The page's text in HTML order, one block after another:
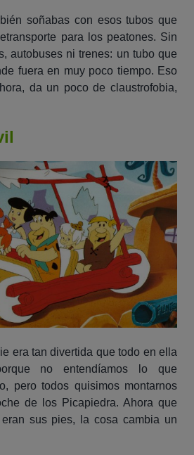
soñabas con esos tubos que
para los peatones. Sin
autobuses ni trenes: un tubo que
fuera en muy poco tiempo. Eso
da un poco de claustrofobia,
era tan divertida que todo en ella
no entendíamos lo que
pero todos quisimos montarnos
de los Picapiedra. Ahora que
sus pies, la cosa cambia un